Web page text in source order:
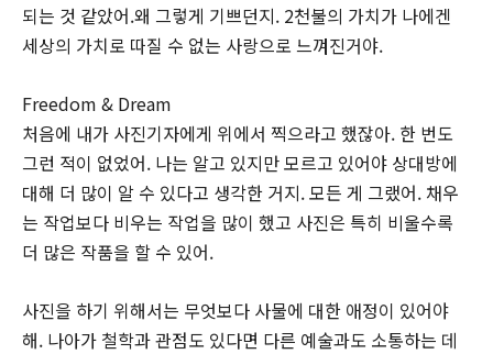
되는 것 같았어.왜 그렇게 기쁘던지. 2천불의 가치가 나에겐
세상의 가치로 따질 수 없는 사랑으로 느껴진거야.
Freedom & Dream
처음에 내가 사진기자에게 위에서 찍으라고 했잖아. 한 번도
그런 적이 없었어. 나는 알고 있지만 모르고 있어야 상대방에
대해 더 많이 알 수 있다고 생각한 거지. 모든 게 그랬어. 채우
는 작업보다 비우는 작업을 많이 했고 사진은 특히 비울수록
더 많은 작품을 할 수 있어.
사진을 하기 위해서는 무엇보다 사물에 대한 애정이 있어야
해. 나아가 철학과 관점도 있다면 다른 예술과도 소통하는 데